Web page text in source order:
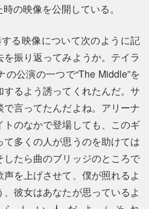
の映像を公開している。
る映像について次のように記
振り返ってみようか。テイラ
公演の一つで“The Middle”を
るよう誘ってくれたんだ。サ
言ってたんだよね。アリーナ
のなかで登場しても、このギ
多くの人が思うのを助けては
したら曲のブリッジのところで
を上げさせて、僕が照れるよ
彼女はあなたが思っているよ